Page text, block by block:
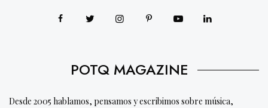
POTQ MAGAZINE
Desde 2005 hablamos, pensamos y escribimos sobre música,